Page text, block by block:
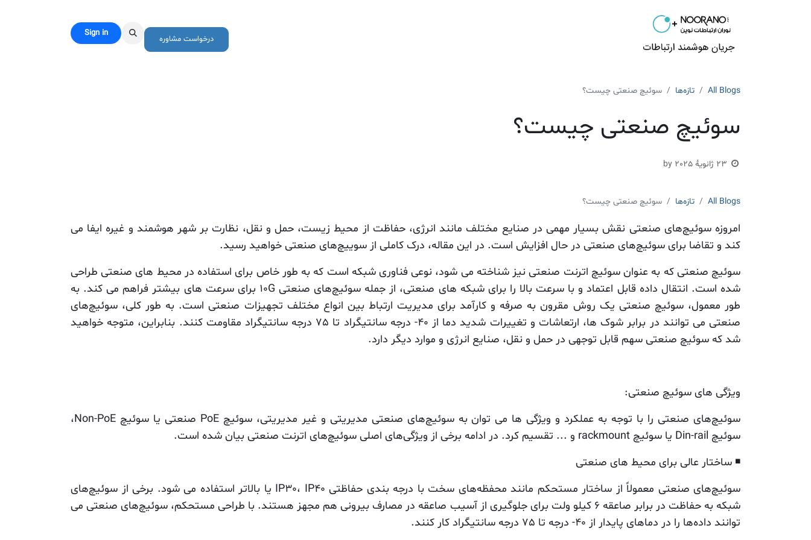
درخواست مشاوره
Sign in
All Blogs تازه‌ها سوئیچ صنعتی چیست؟
سوئیچ صنعتی چیست؟
23 ژانویهٔ 2025 by
All Blogs تازه‌ها سوئیچ صنعتی چیست؟
امروزه سوئیچ‌های صنعتی نقش بسیار مهمی در صنایع مختلف مانند انرژی، حفاظت از محیط زیست، حمل و نقل، نظارت بر شهر هوشمند و غیره ایفا می
کند و تقاضا برای سوئیچ‌های صنعتی در حال افزایش است. در این مقاله، درک کاملی از سوییچ‌های‌ صنعتی خواهید رسید.
سوئیچ صنعتی که به عنوان سوئیچ اترنت صنعتی نیز شناخته می شود، نوعی فناوری شبکه است که به طور خاص برای استفاده در محیط های صنعتی طراحی
شده است. انتقال داده قابل اعتماد و با سرعت بالا را برای شبکه های صنعتی، از جمله سوئیچ‌های صنعتی 10G برای سرعت های بیشتر فراهم می کند. به
طور معمول، سوئیچ صنعتی یک روش مقرون به صرفه و کارآمد برای مدیریت ارتباط بین انواع مختلف تجهیزات صنعتی است. به طور کلی، سوئیچ‌های
صنعتی می توانند در برابر شوک ها، ارتعاشات و تغییرات شدید دما از 40- درجه سانتیگراد تا 75 درجه سانتیگراد مقاومت کنند. بنابراین، متوجه خواهید
شد که سوئیچ صنعتی سهم قابل توجهی در حمل و نقل، صنایع انرژی و موارد دیگر دارد.
ویژگی های سوئیچ صنعتی:
سوئیچ‌های صنعتی را با توجه به عملکرد و ویژگی ها می توان به سوئیچ‌های صنعتی مدیریتی و غیر مدیریتی، سوئیچ PoE صنعتی یا سوئیچ Non-PoE،
سوئیچ Din-rail یا سوئیچ rackmount و ... تقسیم کرد. در ادامه برخی از ویژگی‌های اصلی سوئیچ‌های اترنت صنعتی بیان شده است.
◾️ ساختار عالی برای محیط های صنعتی
سوئیچ‌های صنعتی معمولاً از ساختار مستحکم مانند محفظه‌های سخت با درجه بندی حفاظتی IP30، IP40 یا بالاتر استفاده می شود. برخی از سوئیچ‌های
شبکه به حفاظت در برابر صاعقه 6 کیلو ولت برای جلوگیری از آسیب صاعقه در مصارف بیرونی هم مجهز هستند. با طراحی مستحکم، سوئیچ‌های صنعتی می
توانند داده‌ها را در دماهای پایدار از 40- درجه تا 75 درجه سانتیگراد کار کنند.